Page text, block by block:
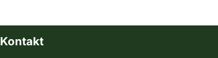
Kontakt